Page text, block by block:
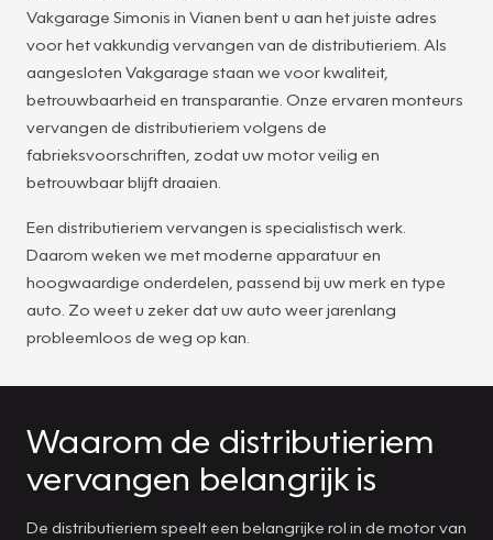
Vakgarage Simonis in Vianen bent u aan het juiste adres
voor het vakkundig vervangen van de distributieriem. Als
aangesloten Vakgarage staan we voor kwaliteit,
betrouwbaarheid en transparantie. Onze ervaren monteurs
vervangen de distributieriem volgens de
fabrieksvoorschriften, zodat uw motor veilig en
betrouwbaar blijft draaien.
Een distributieriem vervangen is specialistisch werk.
Daarom weken we met moderne apparatuur en
hoogwaardige onderdelen, passend bij uw merk en type
auto. Zo weet u zeker dat uw auto weer jarenlang
probleemloos de weg op kan.
Waarom de distributieriem
vervangen belangrijk is
De distributieriem speelt een belangrijke rol in de motor van